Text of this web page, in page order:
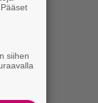
siihen